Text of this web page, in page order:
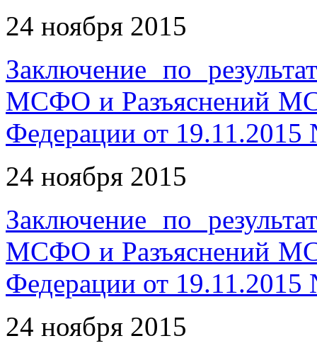
24 ноября 2015
Заключение по
МСФО и Разъяснений
Федерации от
24 ноября 2015
Заключение по
МСФО и Разъяснений
Федерации от
24 ноября 2015